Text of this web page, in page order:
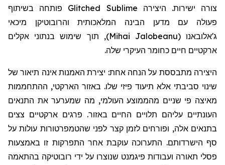
צורה ישירות. היצירה Glitched Sublime פותחה בשיתוף
פעולה עם מדען הבינה המלאכותית והרובוטיקן
מיכאי
ג'אלובאנו (
Mihai Jalobeanu
), תוך שימוש בנתוני אקלים
ארקטיים חיים כחומר העיקרי שלה.
היצירה מתבססת על הנחה אחת: יצירת האמנות אינה תיאור של
שינוי סביבתי אלא תיעוד פיזי שלו. באזור הארקטי, ההתחממות
מאיצה פי שניים מהממוצע העולמי, מה שמערער את התנאים
העונתיים עליהם תלויים החיים באזור. פרגים ארקטיים צצים
בתנאים אלה, ופורחים לזמן קצר לפני שהטמפרטורות עולות על
סף הישרדותם. התערוכה עוקבת אחר התפרקות זו באמצעות
פסלי תאורה ועבודות פיגמנט שנוצרו על ידי רובוטיקה בהתאמה